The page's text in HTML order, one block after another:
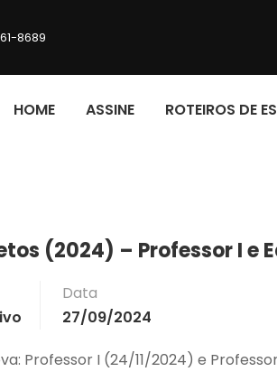
8689
HOME ASSINE ROTEIROS DE
(2024) – Professor I e
Data
27/09/2024
Professor I (24/11/2024) e